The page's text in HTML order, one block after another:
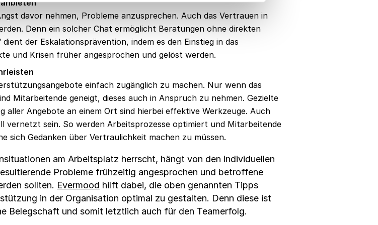
davor nehmen, Probleme anzusprechen. Auch das Vertrauen in
Denn ein solcher Chat ermöglicht Beratungen ohne direkten
der Eskalationsprävention, indem es den Einstieg in das
und Krisen früher angesprochen und gelöst werden.
einfach zugänglich zu machen. Nur wenn das
Mitarbeitende geneigt, dieses auch in Anspruch zu nehmen. Gezielte
aller Angebote an einem Ort sind hierbei effektive Werkzeuge. Auch
vernetzt sein. So werden Arbeitsprozesse optimiert und Mitarbeitende
sich Gedanken über Vertraulichkeit machen zu müssen.
am Arbeitsplatz herrscht, hängt von den individuellen
Probleme frühzeitig angesprochen und betroffene
sollten. Evermood hilft dabei, die oben genannten Tipps
in der Organisation optimal zu gestalten. Denn diese ist
Belegschaft und somit letztlich auch für den Teamerfolg.